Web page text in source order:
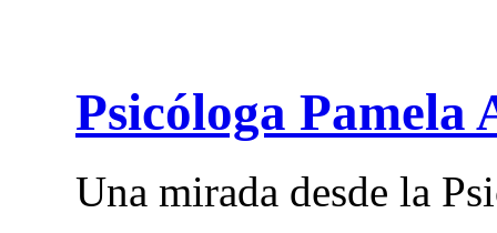
Psicóloga Pamela
Una mirada desde la